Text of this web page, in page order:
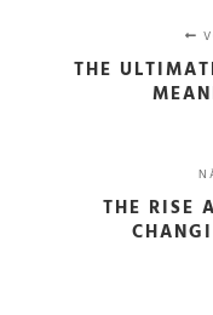
THE
THE RISE